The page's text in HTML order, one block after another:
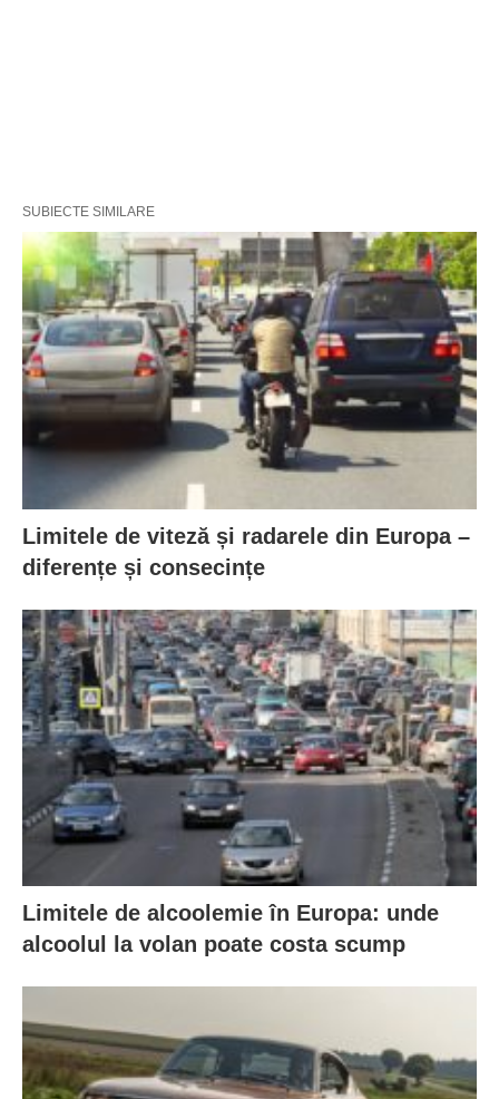
SUBIECTE SIMILARE
Limitele de viteză și radarele din Europa –
diferențe și consecințe
Limitele de alcoolemie în Europa: unde
alcoolul la volan poate costa scump